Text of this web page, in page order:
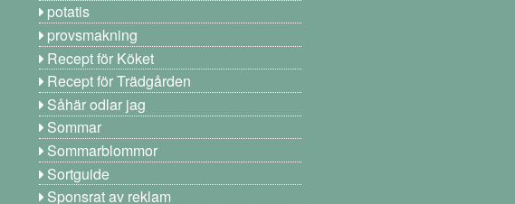
potatis
provsmakning
Recept för Köket
Recept för Trädgården
Såhär odlar jag
Sommar
Sommarblommor
Sortguide
Sponsrat av reklam